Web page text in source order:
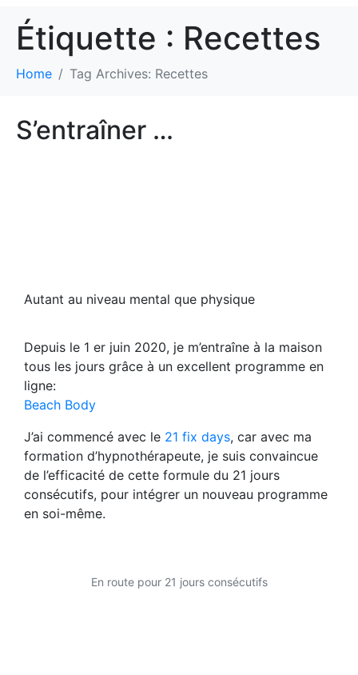
Étiquette : Recettes
Home Tag Archives: Recettes
S’entraîner …
Autant au niveau mental que physique
Depuis le 1 er juin 2020, je m’entraîne à la maison
tous les jours grâce à un excellent programme en
ligne:
Beach Body
J’ai commencé avec le 21 fix days, car avec ma
formation d’hypnothérapeute, je suis convaincue
de l’efficacité de cette formule du 21 jours
consécutifs, pour intégrer un nouveau programme
en soi-même.
En route pour 21 jours consécutifs